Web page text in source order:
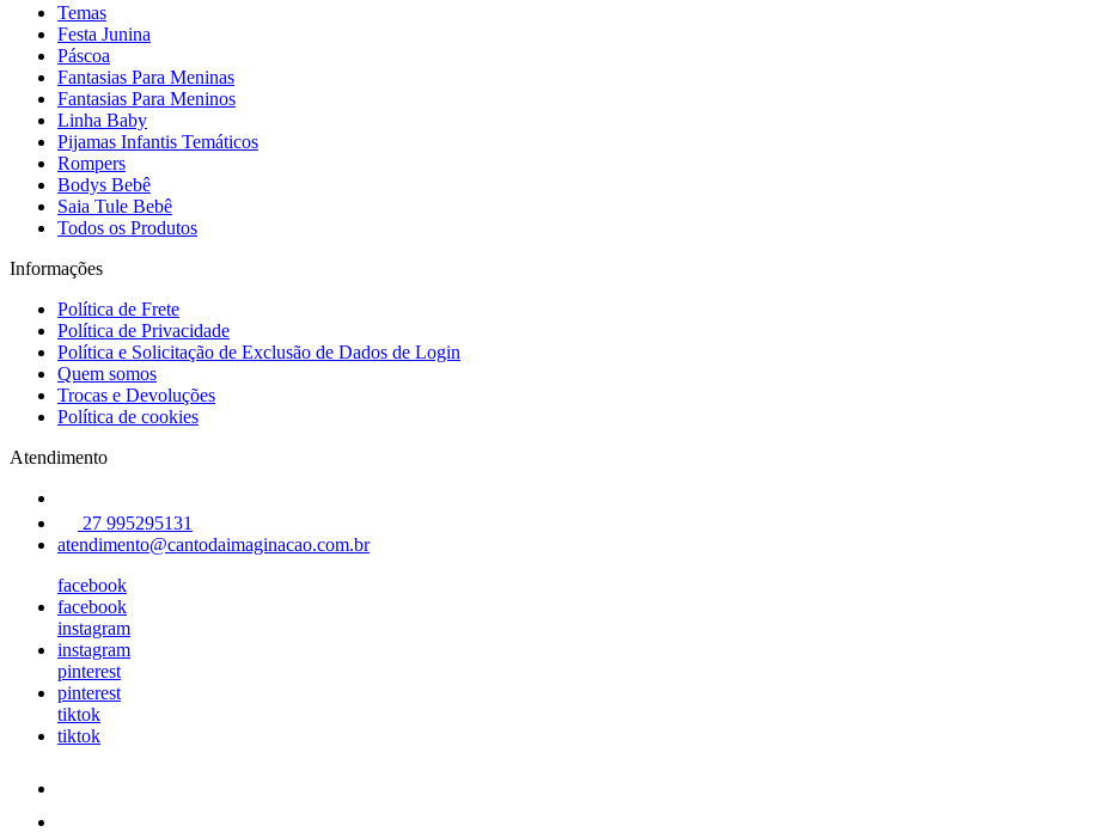
Temas
Festa Junina
Páscoa
Fantasias Para Meninas
Fantasias Para Meninos
Linha Baby
Pijamas Infantis Temáticos
Rompers
Bodys Bebê
Saia Tule Bebê
Todos os Produtos
Informações
Política de Frete
Política de Privacidade
Política e Solicitação de Exclusão de Dados de Login
Quem somos
Trocas e Devoluções
Política de cookies
Atendimento
27 995295131
atendimento@cantodaimaginacao.com.br
facebook
facebook
instagram
instagram
pinterest
pinterest
tiktok
tiktok